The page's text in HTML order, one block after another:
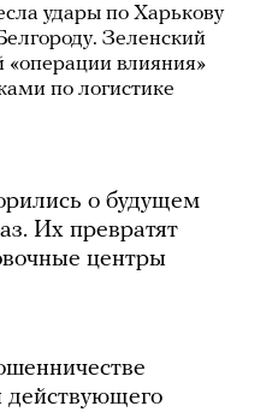
удары по Харькову
Зеленский
«операции влияния»
по логистике
о будущем
Их превратят
центры
действующего